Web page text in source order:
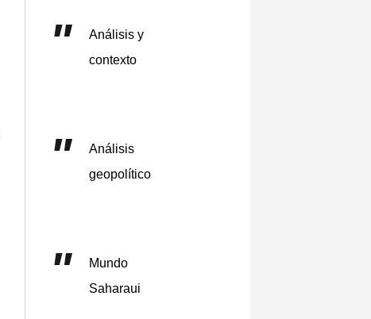
Análisis y
contexto
Análisis
geopolítico
Mundo
Saharaui